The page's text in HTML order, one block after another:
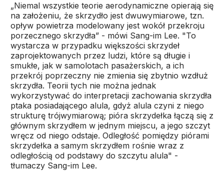
„Niemal wszystkie teorie aerodynamiczne opierają się
na założeniu, że skrzydło jest dwuwymiarowe, tzn.
opływ powietrza modelowany jest wokół przekroju
porzecznego skrzydła” - mówi Sang-im Lee. "To
wystarcza w przypadku większości skrzydeł
zaprojektowanych przez ludzi, które są długie i
smukłe, jak w samolotach pasażerskich, a ich
przekrój poprzeczny nie zmienia się zbytnio wzdłuż
skrzydła. Teorii tych nie można jednak
wykorzystywać do interpretacji zachowania skrzydła
ptaka posiadającego alula, gdyż alula czyni z niego
strukturę trójwymiarową; pióra skrzydełka łączą się z
głównym skrzydłem w jednym miejscu, a jego szczyt
wręcz od niego odstaje. Odległość pomiędzy piórami
skrzydełka a samym skrzydłem rośnie wraz z
odległością od podstawy do szczytu alula" -
tłumaczy Sang-im Lee.